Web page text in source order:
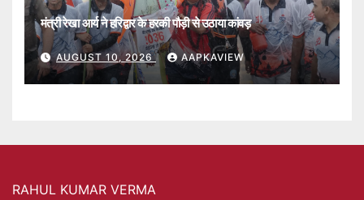
मंत्री रेखा आर्य ने हरिद्वार के हरकी पौड़ी से उठाया कांवड़
AUGUST 10, 2026 AAPKAVIEW
RAHUL KUMAR VERMA